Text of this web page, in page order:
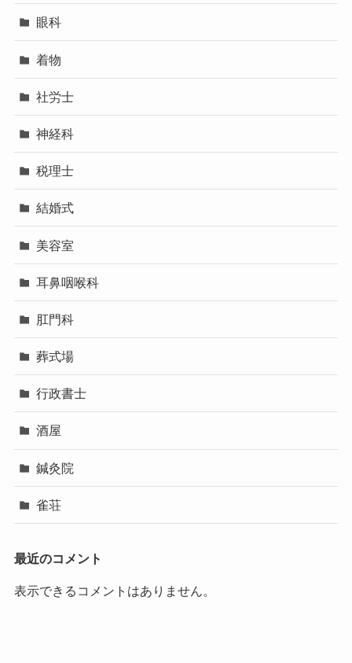
眼科
着物
社労士
神経科
税理士
結婚式
美容室
耳鼻咽喉科
肛門科
葬式場
行政書士
酒屋
鍼灸院
雀荘
最近のコメント
表示できるコメントはありません。